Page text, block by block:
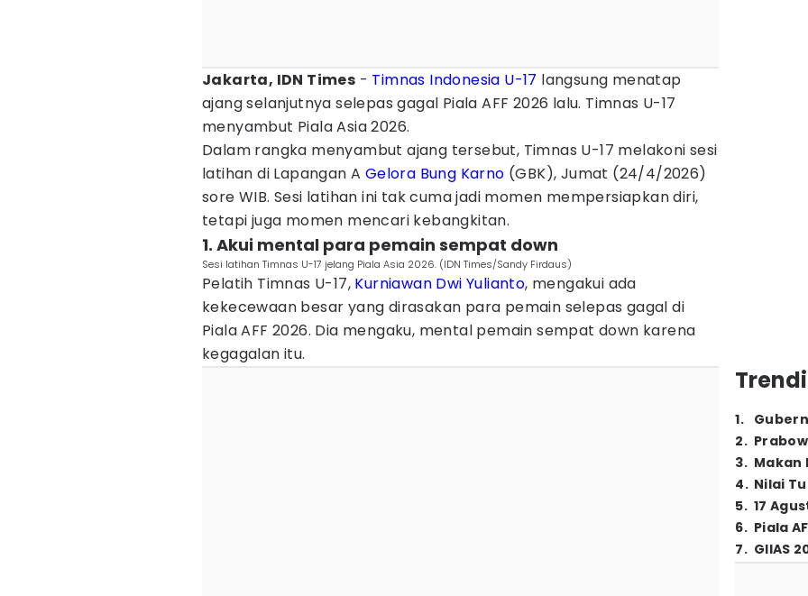
Jakarta, IDN Times - Timnas Indonesia U-17 langsung menatap
ajang selanjutnya selepas gagal Piala AFF 2026 lalu. Timnas U-17
menyambut Piala Asia 2026.
Dalam rangka menyambut ajang tersebut, Timnas U-17 melakoni sesi
latihan di Lapangan A Gelora Bung Karno (GBK), Jumat (24/4/2026)
sore WIB. Sesi latihan ini tak cuma jadi momen mempersiapkan diri,
tetapi juga momen mencari kebangkitan.
1. Akui mental para pemain sempat down
Sesi latihan Timnas U-17 jelang Piala Asia 2026. (IDN Times/Sandy Firdaus)
Pelatih Timnas U-17, Kurniawan Dwi Yulianto, mengakui ada
kekecewaan besar yang dirasakan para pemain selepas gagal di
Piala AFF 2026. Dia mengaku, mental pemain sempat down karena
kegagalan itu.
1.
2.
3. Makan
4. Nilai
5. 17
6. Piala
7. GIIAS